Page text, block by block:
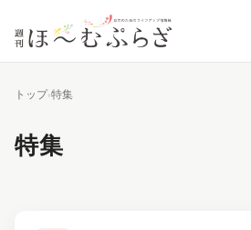
大人のヘルスケア・医療
ホテル・大人のリゾート
特集
トップ 特集
特集